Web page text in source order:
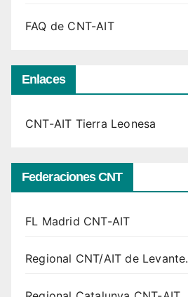
FAQ de CNT-AIT
Enlaces
CNT-AIT Tierra Leonesa
Federaciones CNT
FL Madrid CNT-AIT
Regional CNT/AIT de Levante.